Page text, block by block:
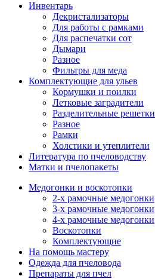
Инвентарь
Декристализаторы
Для работы с рамками
Для распечатки сот
Дымари
Разное
Фильтры для меда
Комплектующие для ульев
Кормушки и поилки
Летковые заградители
Разделительные решетки
Разное
Рамки
Холстики и утеплители
Литература по пчеловодству
Матки и пчелопакеты
Медогонки и воскотопки
2-х рамочные медогонки
3-х рамочные медогонки
4-х рамочные медогонки
Воскотопки
Комплектующие
На помощь мастеру
Одежда для пчеловода
Препараты для пчел